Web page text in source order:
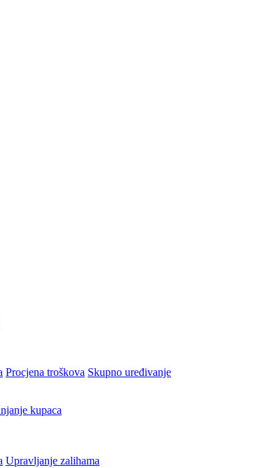
Procjena troškova Skupno uređivanje
kupaca
Upravljanje zalihama